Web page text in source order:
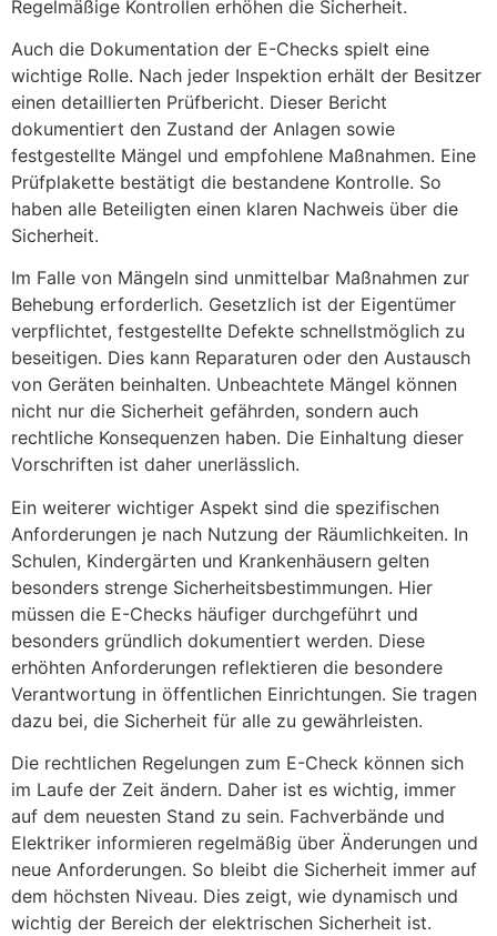
Regelmäßige Kontrollen erhöhen die Sicherheit.
Auch die Dokumentation der E-Checks spielt eine
wichtige Rolle. Nach jeder Inspektion erhält der Besitzer
einen detaillierten Prüfbericht. Dieser Bericht
dokumentiert den Zustand der Anlagen sowie
festgestellte Mängel und empfohlene Maßnahmen. Eine
Prüfplakette bestätigt die bestandene Kontrolle. So
haben alle Beteiligten einen klaren Nachweis über die
Sicherheit.
Im Falle von Mängeln sind unmittelbar Maßnahmen zur
Behebung erforderlich. Gesetzlich ist der Eigentümer
verpflichtet, festgestellte Defekte schnellstmöglich zu
beseitigen. Dies kann Reparaturen oder den Austausch
von Geräten beinhalten. Unbeachtete Mängel können
nicht nur die Sicherheit gefährden, sondern auch
rechtliche Konsequenzen haben. Die Einhaltung dieser
Vorschriften ist daher unerlässlich.
Ein weiterer wichtiger Aspekt sind die spezifischen
Anforderungen je nach Nutzung der Räumlichkeiten. In
Schulen, Kindergärten und Krankenhäusern gelten
besonders strenge Sicherheitsbestimmungen. Hier
müssen die E-Checks häufiger durchgeführt und
besonders gründlich dokumentiert werden. Diese
erhöhten Anforderungen reflektieren die besondere
Verantwortung in öffentlichen Einrichtungen. Sie tragen
dazu bei, die Sicherheit für alle zu gewährleisten.
Die rechtlichen Regelungen zum E-Check können sich
im Laufe der Zeit ändern. Daher ist es wichtig, immer
auf dem neuesten Stand zu sein. Fachverbände und
Elektriker informieren regelmäßig über Änderungen und
neue Anforderungen. So bleibt die Sicherheit immer auf
dem höchsten Niveau. Dies zeigt, wie dynamisch und
wichtig der Bereich der elektrischen Sicherheit ist.